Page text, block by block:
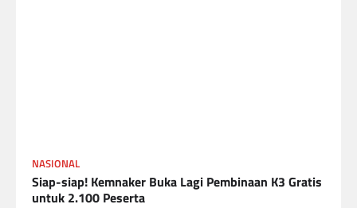
NASIONAL
Siap-siap! Kemnaker Buka Lagi Pembinaan K3 Gratis
untuk 2.100 Peserta